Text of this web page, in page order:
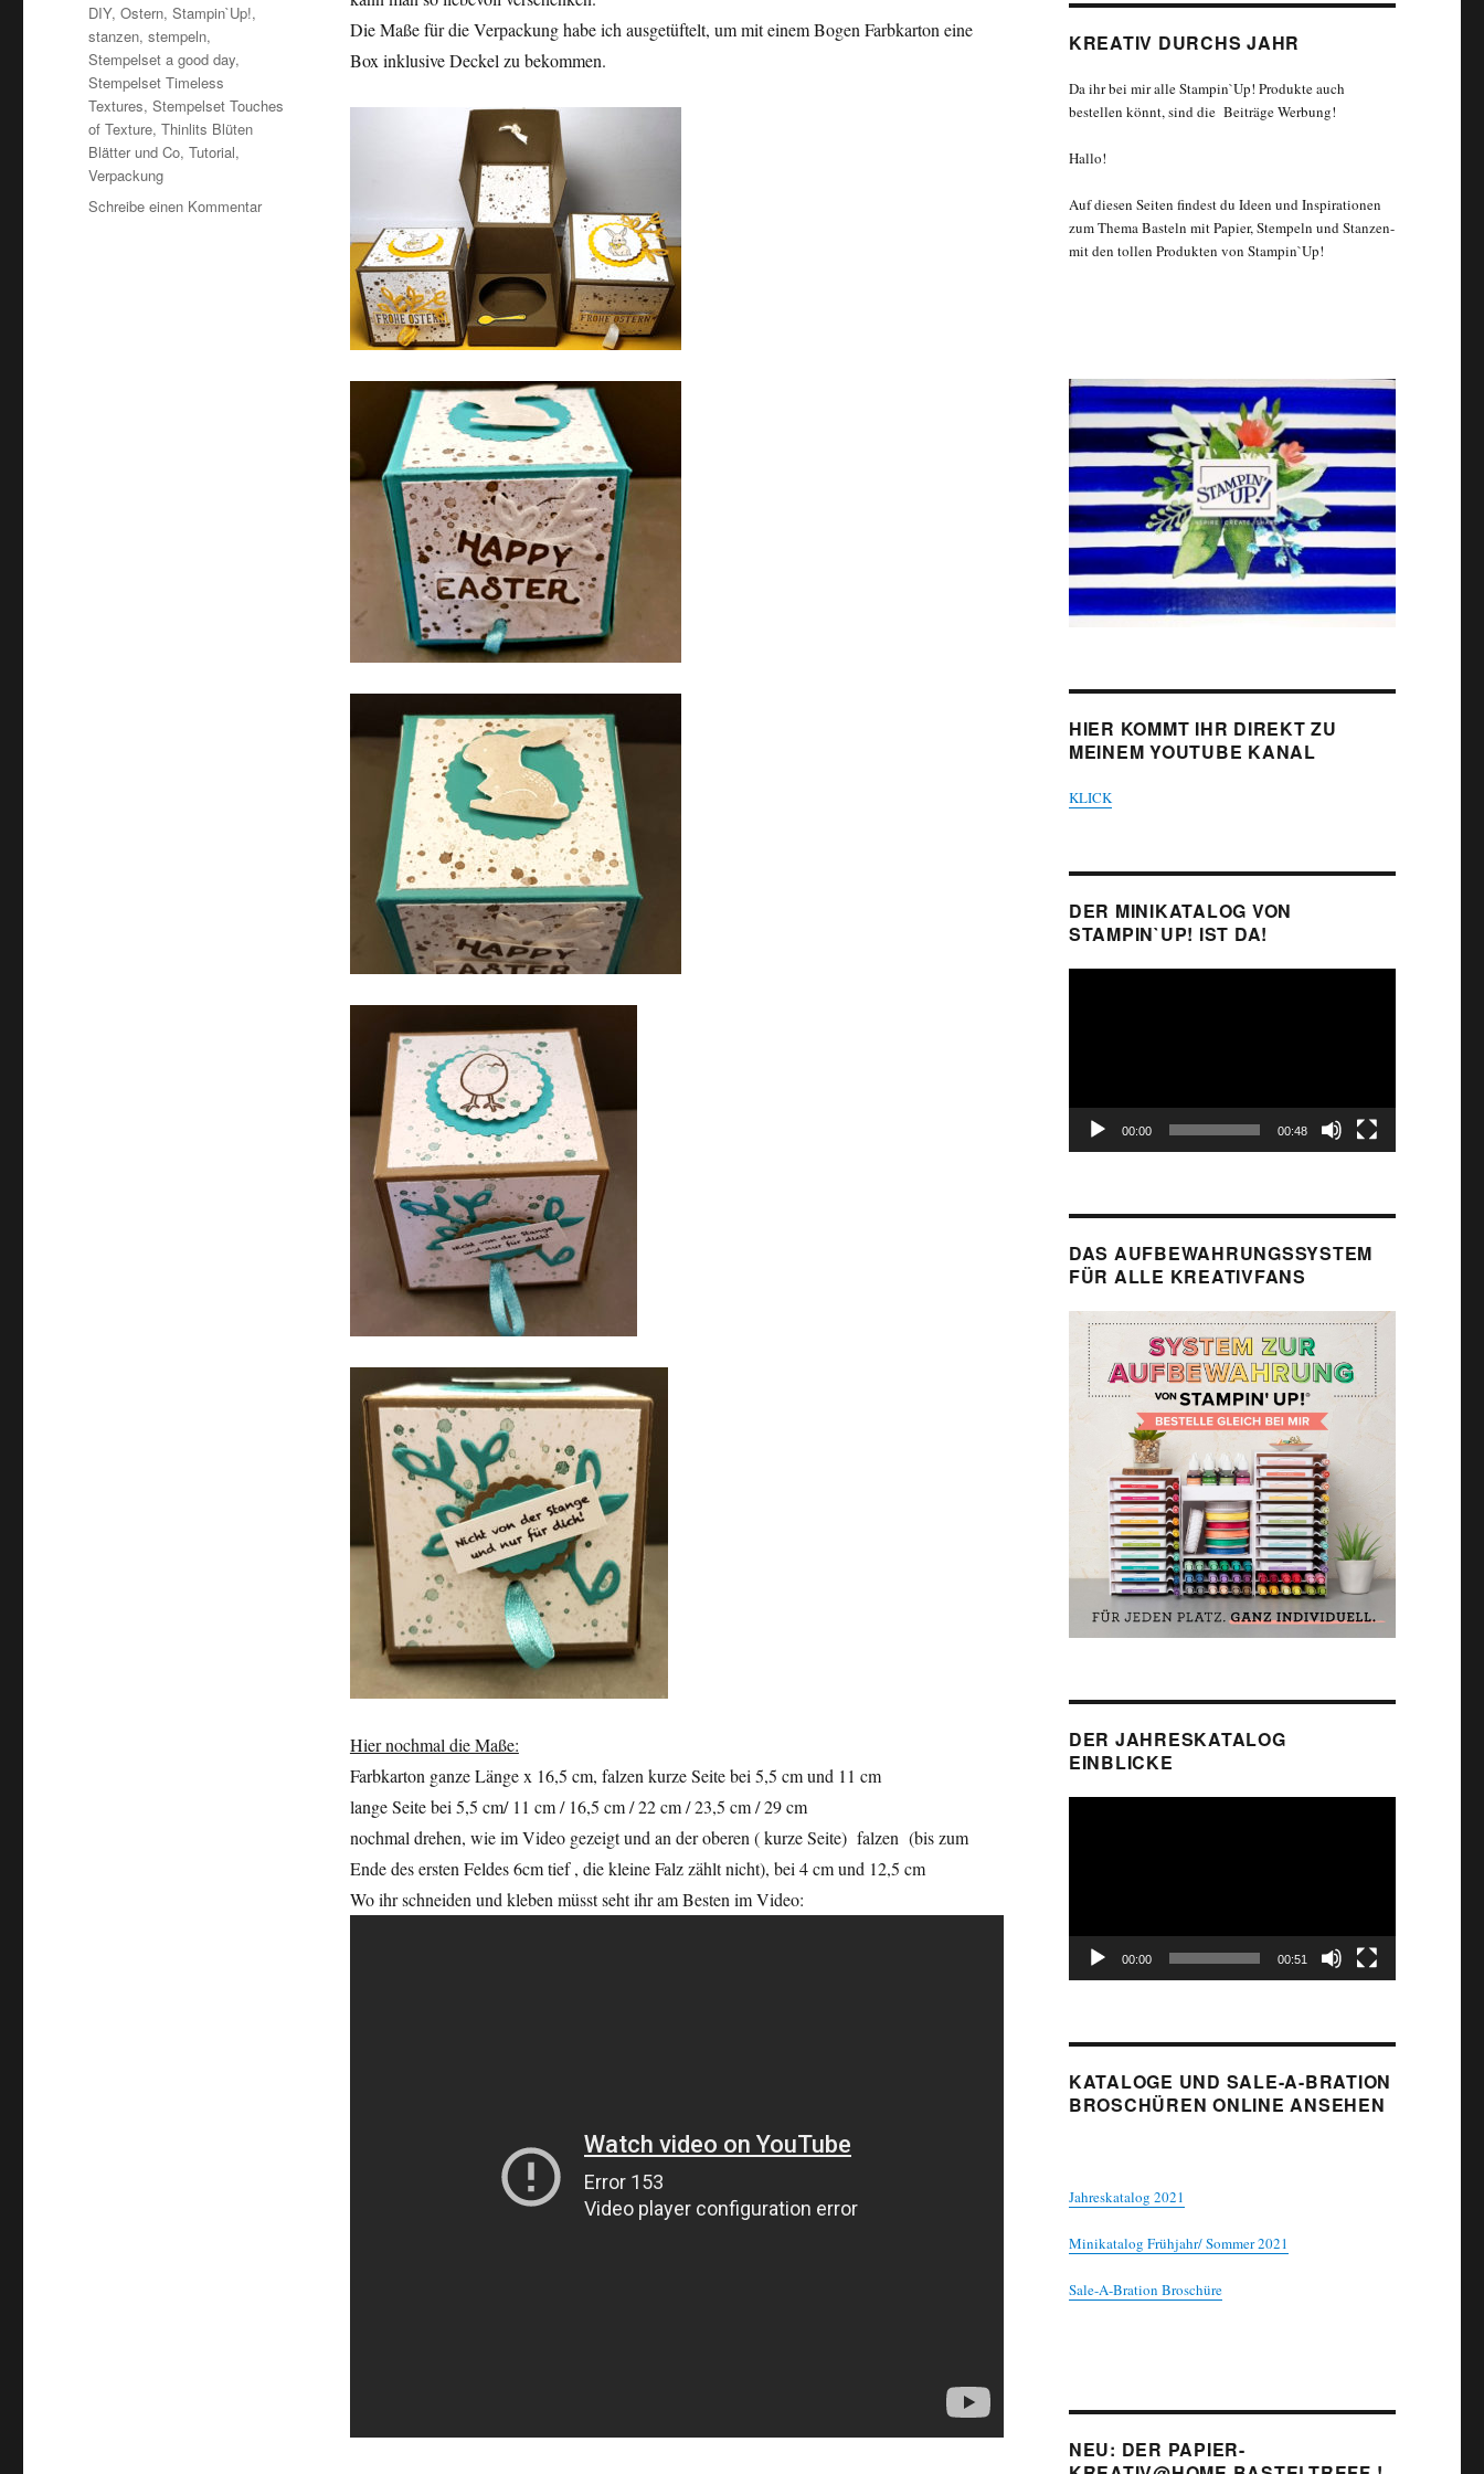
Die Maße für die Verpackung habe ich ausgetüftelt, um mit einem Bogen Farbkarton eine
Box inklusive Deckel zu bekommen.
Hier nochmal die Maße:
Farbkarton ganze Länge x 16,5 cm, falzen kurze Seite bei 5,5 cm und 11 cm
lange Seite bei 5,5 cm/ 11 cm / 16,5 cm / 22 cm / 23,5 cm / 29 cm
nochmal drehen, wie im Video gezeigt und an der oberen ( kurze Seite) falzen (bis zum
Ende des ersten Feldes 6cm tief , die kleine Falz zählt nicht), bei 4 cm und 12,5 cm
Wo ihr schneiden und kleben müsst seht ihr am Besten im Video:
DIY,Ostern,Stampin`Up!,
stanzen,stempeln,
Stempelset a good day,
Stempelset Timeless
Textures,Stempelset Touches
of Texture,Thinlits Blüten
Blätter und Co,Tutorial,
Verpackung
Schreibe einen Kommentarzu
Geschenkbox
Minischokoladengläschen
KREATIV DURCHS JAHR
Da ihr bei mir alle Stampin`Up! Produkte auch
bestellen könnt, sind die Beiträge Werbung!
Hallo!
Auf diesen Seiten findest du Ideen und Inspirationen
zum Thema Basteln mit Papier, Stempeln und Stanzen-
mit den tollen Produkten von Stampin`Up!
HIER KOMMT IHR DIREKT ZU
MEINEM YOUTUBE KANAL
KLICK
DER MINIKATALOG VON
STAMPIN`UP! IST DA!
00:00 00:48
DAS AUFBEWAHRUNGSSYSTEM
FÜR ALLE KREATIVFANS
DER JAHRESKATALOG
EINBLICKE
00:00 00:51
KATALOGE UND SALE-A-BRATION
BROSCHÜREN ONLINE ANSEHEN
Jahreskatalog 2021
Minikatalog Frühjahr/ Sommer 2021
Sale-A-Bration Broschüre
NEU: DER PAPIER-